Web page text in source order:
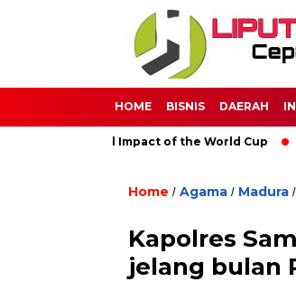
HOME BISNIS DAERAH
Global Impact of the World Cup
Home / Agama / Madura /
Kapolres
jelang bulan